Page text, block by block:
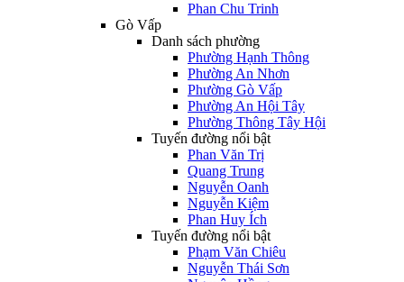
Phan Chu Trinh
Gò Vấp
Danh sách phường
Phường Hạnh Thông
Phường An Nhơn
Phường Gò Vấp
Phường An Hội Tây
Phường Thông Tây Hội
Tuyến đường nổi bật
Phan Văn Trị
Quang Trung
Nguyễn Oanh
Nguyễn Kiệm
Phan Huy Ích
Tuyến đường nổi bật
Phạm Văn Chiêu
Nguyễn Thái Sơn